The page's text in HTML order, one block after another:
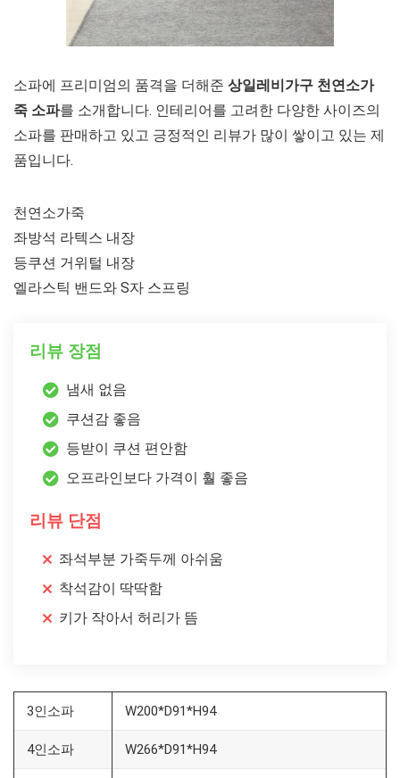
소파에 프리미엄의 품격을 더해준 상일레비가구 천연소가
죽 소파를 소개합니다. 인테리어를 고려한 다양한 사이즈의
소파를 판매하고 있고 긍정적인 리뷰가 많이 쌓이고 있는 제
품입니다.
천연소가죽
좌방석 라텍스 내장
등쿠션 거위털 내장
엘라스틱 밴드와 S자 스프링
리뷰 장점
냄새 없음
쿠션감 좋음
등받이 쿠션 편안함
오프라인보다 가격이 훨 좋음
리뷰 단점
좌석부분 가죽두께 아쉬움
착석감이 딱딱함
키가 작아서 허리가 뜸
3인소파 W200*D91*H94
4인소파 W266*D91*H94